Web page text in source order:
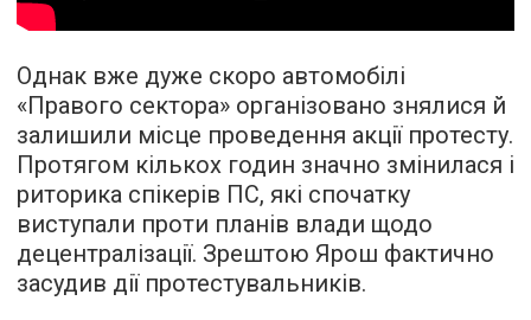
Однак вже дуже скоро автомобілі
«Правого сектора» організовано знялися й
залишили місце проведення акції протесту.
Протягом кількох годин значно змінилася і
риторика спікерів ПС, які спочатку
виступали проти планів влади щодо
децентралізації. Зрештою Ярош фактично
засудив дії протестувальників.